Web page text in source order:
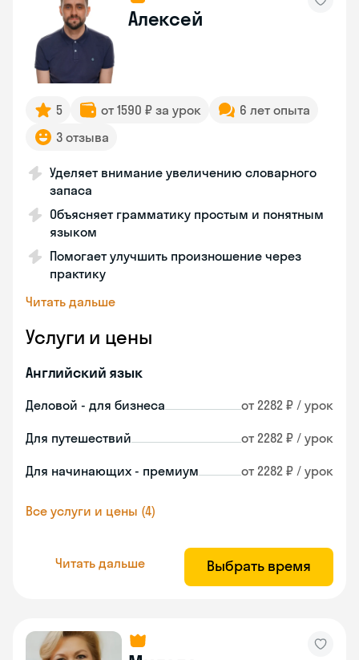
Алексей
5 от 1590 ₽ за урок
6 лет опыта
3 отзыва
Уделяет внимание увеличению словарного
запаса
Объясняет грамматику простым и понятным
языком
Помогает улучшить произношение через
практику
Читать дальше
Услуги и цены
Английский язык
Деловой - для бизнеса от 2282 ₽ / урок
Для путешествий от 2282 ₽ / урок
Для начинающих - премиум от 2282 ₽ / урок
Все услуги и цены (4)
Читать дальше Выбрать время